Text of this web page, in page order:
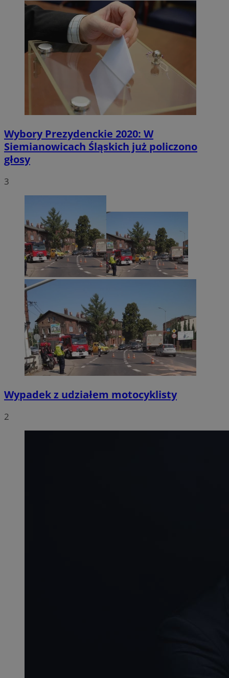
Wybory Prezydenckie 2020: W
Siemianowicach Śląskich już policzono
głosy
3
Wypadek z udziałem motocyklisty
2